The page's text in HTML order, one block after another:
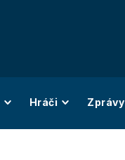
Hráči Zprávy